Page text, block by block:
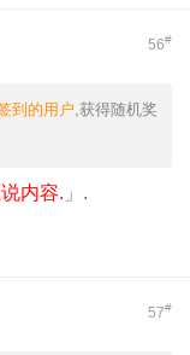
56#
到的用户,获得随机奖
内容. 」.
57#